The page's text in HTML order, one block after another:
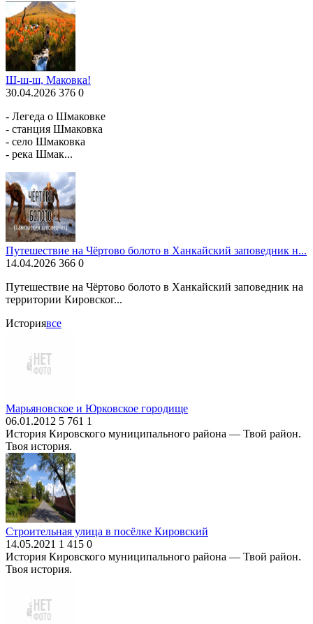
Ш-ш-ш, Маковка!
30.04.2026 376 0
- Легеда о Шмаковке
- станция Шмаковка
- село Шмаковка
- река Шмак...
Путешествие на Чёртово болото в Ханкайский заповедник н...
14.04.2026 366 0
Путешествие на Чёртово болото в Ханкайский заповедник на
территории Кировског...
Историявсе
Марьяновское и Юрковское городище
06.01.2012 5 761 1
История Кировского муниципального района — Твой район.
Твоя история.
Строительная улица в посёлке Кировский
14.05.2021 1 415 0
История Кировского муниципального района — Твой район.
Твоя история.